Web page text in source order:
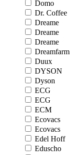
Domo
Dr. Coffee
Dreame
Dreame
Dreame
Dreamfarm
Duux
DYSON
Dyson
ECG
ECG
ECM
Ecovacs
Ecovacs
Edel Hoff
Eduscho